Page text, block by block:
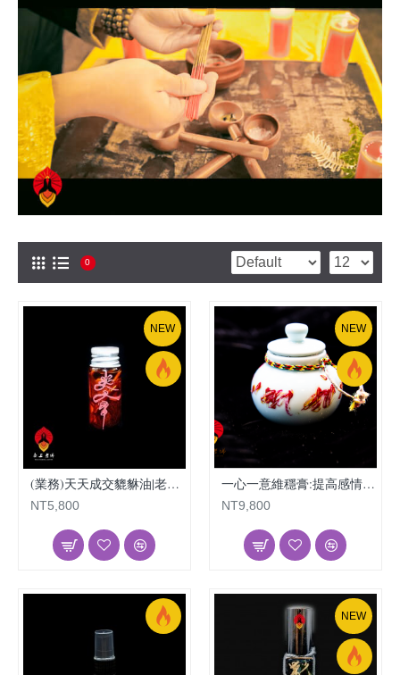
0
NEW
(業務)天天成交貔貅油|老佛爺招財油
NT5,800
NEW
一心一意維穩膏:提高感情穩定度
NT9,800
NEW